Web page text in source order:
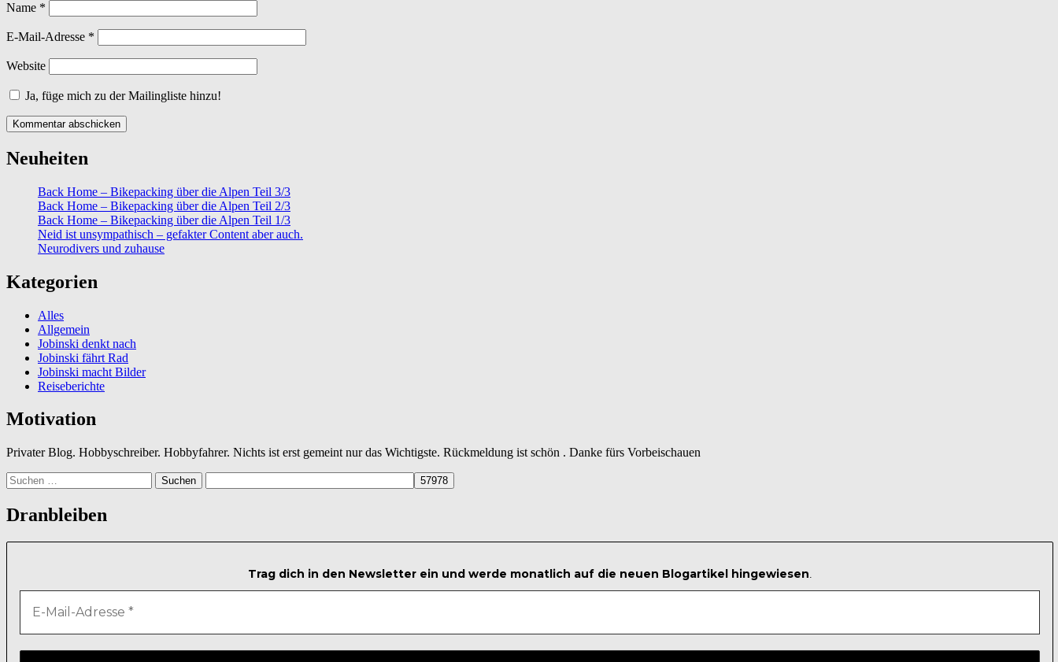
Name *
E-Mail-Adresse *
Website
Ja, füge mich zu der Mailingliste hinzu!
Neuheiten
Back Home – Bikepacking über die Alpen Teil 3/3
Back Home – Bikepacking über die Alpen Teil 2/3
Back Home – Bikepacking über die Alpen Teil 1/3
Neid ist unsympathisch – gefakter Content aber auch.
Neurodivers und zuhause
Kategorien
Alles
Allgemein
Jobinski denkt nach
Jobinski fährt Rad
Jobinski macht Bilder
Reiseberichte
Motivation
Privater Blog. Hobbyschreiber. Hobbyfahrer. Nichts ist erst gemeint nur das Wichtigste. Rückmeldung ist schön . Danke fürs Vorbeischauen
Suchen
nach:
Dranbleiben
Trag dich in den Newsletter ein und werde monatlich auf die neuen Blogartikel hingewiesen.